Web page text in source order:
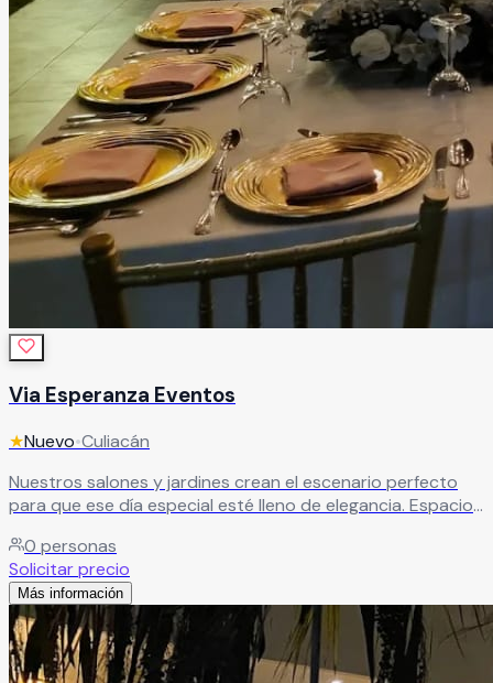
Via Esperanza Eventos
★Nuevo•Culiacán
Nuestros salones y jardines crean el escenario perfecto
para que ese día especial esté lleno de elegancia. Espacios
para una celebración inolvidable.
0 personas
Solicitar precio
Más información